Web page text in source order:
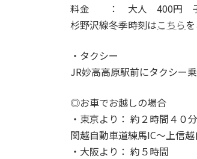
料金 ： 大人 400円 子
杉野沢線冬季時刻はこちら
・タクシー
JR妙高高原駅前にタクシー
◎お車でお越しの場合
・東京より： 約２時間４０分
関越自動車道練馬IC～上信
・大阪より： 約５時間